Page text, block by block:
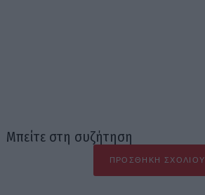
Μπείτε στη συζήτηση
ΠΡΟΣΘΉΚΗ ΣΧΟΛΊΟΥ